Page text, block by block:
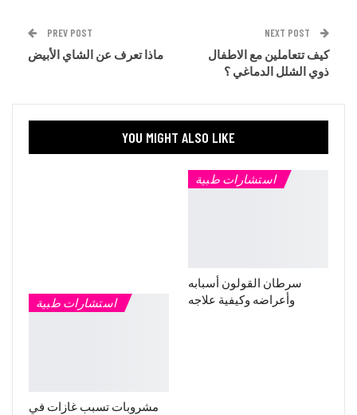
PREV POST
ماذا تعرف عن الشاي الأبيض
NEXT POST
كيف تتعاملين مع الاطفال
ذوي الشلل الدماغي ؟
YOU MIGHT ALSO LIKE
استشارات طبية
مشروبات تسبب غازات في
استشارات طبية
سرطان القولون أسبابه
وأعراضه وكيفية علاجه